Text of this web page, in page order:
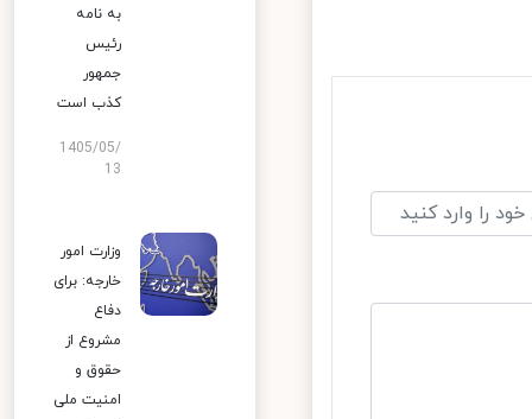
به نامه
رئیس
جمهور
کذب است
1405/05/
13
وزارت امور
خارجه: برای
دفاع
مشروع از
حقوق و
امنیت ملی